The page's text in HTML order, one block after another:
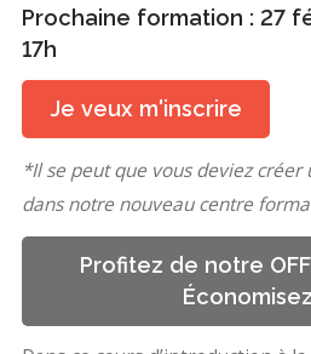
Prochaine formation : 27
17h
Je veux m'inscrire
*Il se peut que vous deviez
dans notre nouveau centre
Profitez de notre